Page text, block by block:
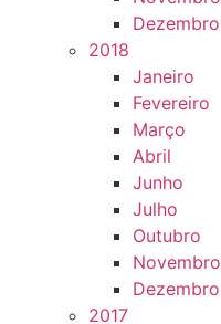
Dezembro
2018
Janeiro
Fevereiro
Março
Abril
Junho
Julho
Outubro
Novembro
Dezembro
2017